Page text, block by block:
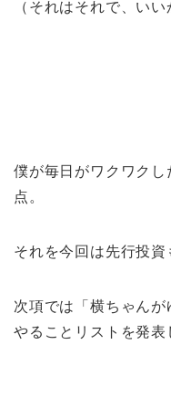
（それはそれで、い
僕が毎日がワクワク
点。
それを今回は先行投資
次項では「横ちゃん
やることリストを発表